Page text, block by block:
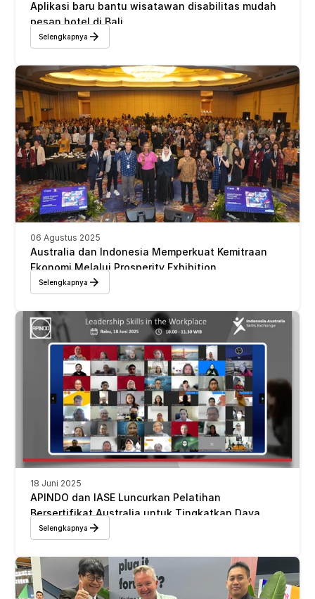
Aplikasi baru bantu wisatawan disabilitas mudah
pesan hotel di Bali
Selengkapnya
06 Agustus 2025
Australia dan Indonesia Memperkuat Kemitraan
Ekonomi Melalui Prosperity Exhibition
Selengkapnya
18 Juni 2025
APINDO dan IASE Luncurkan Pelatihan
Bersertifikat Australia untuk Tingkatkan Daya
Saing SDM Indonesia
Selengkapnya